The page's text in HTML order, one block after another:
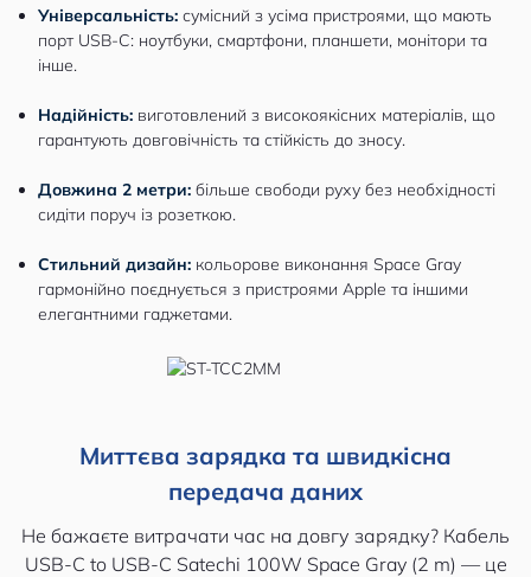
Універсальність: сумісний з усіма пристроями, що мають
порт USB-C: ноутбуки, смартфони, планшети, монітори та
інше.
Надійність: виготовлений з високоякісних матеріалів, що
гарантують довговічність та стійкість до зносу.
Довжина 2 метри: більше свободи руху без необхідності
сидіти поруч із розеткою.
Стильний дизайн: кольорове виконання Space Gray
гармонійно поєднується з пристроями Apple та іншими
елегантними гаджетами.
Миттєва зарядка та швидкісна
передача даних
Не бажаєте витрачати час на довгу зарядку? Кабель
USB-C to USB-C Satechi 100W Space Gray (2 m) — це